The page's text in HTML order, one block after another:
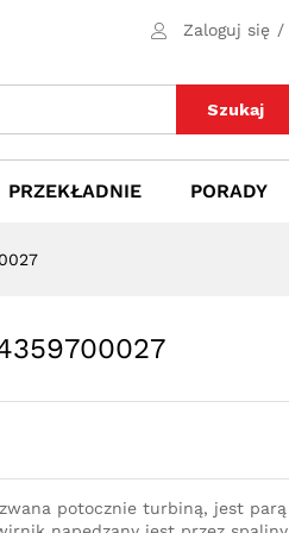
Zaloguj się /
Szukaj
PRZEKŁADNIE PORADY
potocznie turbiną, jest